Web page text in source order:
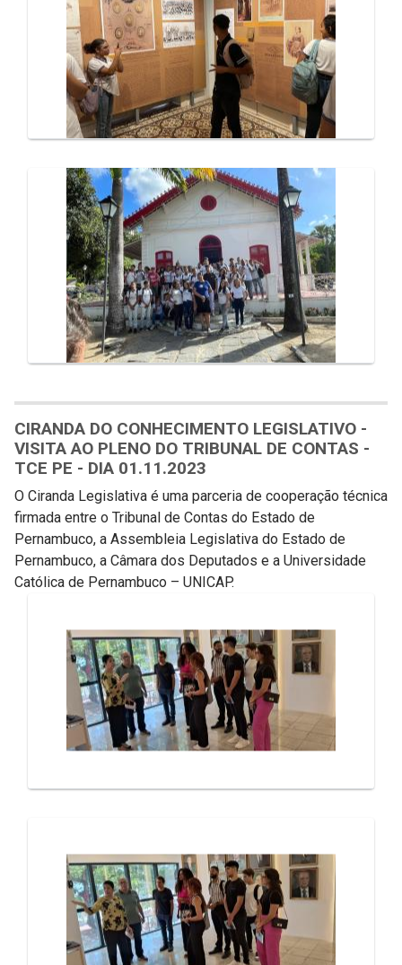
CIRANDA DO CONHECIMENTO LEGISLATIVO -
VISITA AO PLENO DO TRIBUNAL DE CONTAS -
TCE PE - DIA 01.11.2023
O Ciranda Legislativa é uma parceria de cooperação técnica
firmada entre o Tribunal de Contas do Estado de
Pernambuco, a Assembleia Legislativa do Estado de
Pernambuco, a Câmara dos Deputados e a Universidade
Católica de Pernambuco – UNICAP.